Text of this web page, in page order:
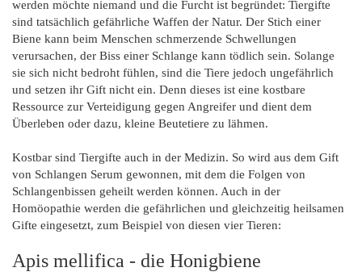
werden möchte niemand und die Furcht ist begründet: Tiergifte
sind tatsächlich gefährliche Waffen der Natur. Der Stich einer
Biene kann beim Menschen schmerzende Schwellungen
verursachen, der Biss einer Schlange kann tödlich sein. Solange
sie sich nicht bedroht fühlen, sind die Tiere jedoch ungefährlich
und setzen ihr Gift nicht ein. Denn dieses ist eine kostbare
Ressource zur Verteidigung gegen Angreifer und dient dem
Überleben oder dazu, kleine Beutetiere zu lähmen.
Kostbar sind Tiergifte auch in der Medizin. So wird aus dem Gift
von Schlangen Serum gewonnen, mit dem die Folgen von
Schlangenbissen geheilt werden können. Auch in der
Homöopathie werden die gefährlichen und gleichzeitig heilsamen
Gifte eingesetzt, zum Beispiel von diesen vier Tieren:
Apis mellifica - die Honigbiene